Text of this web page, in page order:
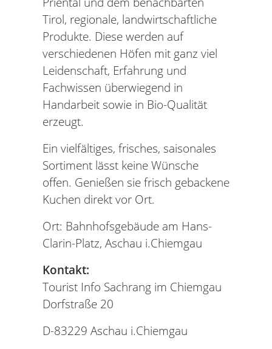
Tirol, regionale, landwirtschaftliche
Produkte. Diese werden auf
verschiedenen Höfen mit ganz viel
Leidenschaft, Erfahrung und
Fachwissen überwiegend in
Handarbeit sowie in Bio-Qualität
erzeugt.
Ein vielfältiges, frisches, saisonales
Sortiment lässt keine Wünsche
offen. Genießen sie frisch gebackene
Kuchen direkt vor Ort.
Ort: Bahnhofsgebäude am Hans-
Clarin-Platz, Aschau i.Chiemgau
Kontakt:
Tourist Info Sachrang im Chiemgau
Dorfstraße 20
D-83229 Aschau i.Chiemgau